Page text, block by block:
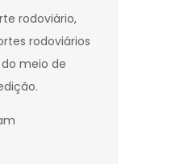
rodoviário,
rodoviários
meio de